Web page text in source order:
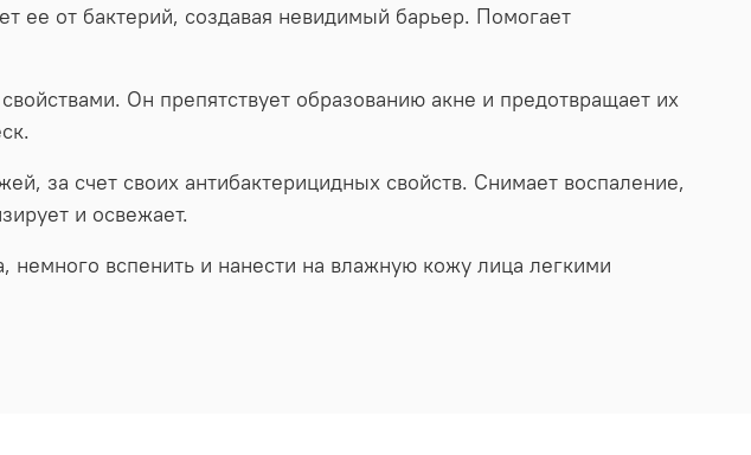
ее от бактерий, создавая невидимый барьер. Помогает
Он препятствует образованию акне и предотвращает их
за счет своих антибактерицидных свойств. Снимает воспаление,
и освежает.
вспенить и нанести на влажную кожу лица легкими